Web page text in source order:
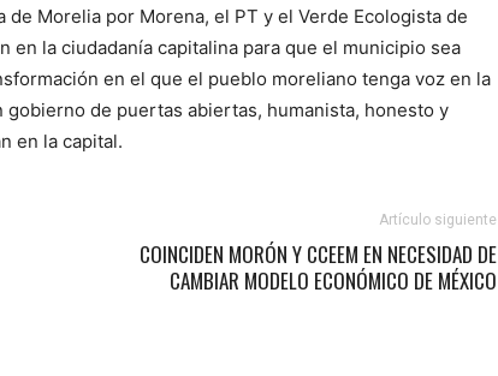
Morelia por Morena, el PT y el Verde Ecologista de
en la ciudadanía capitalina para que el municipio sea
en el que el pueblo moreliano tenga voz en la
de puertas abiertas, humanista, honesto y
en la capital.
Artículo siguiente
COINCIDEN MORÓN Y CCEEM EN NECESIDAD DE
CAMBIAR MODELO ECONÓMICO DE MÉXICO